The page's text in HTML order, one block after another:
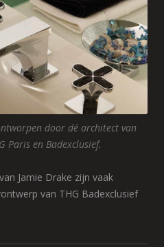
door dé architect van
Paris en Badexclusief.
Jamie Drake zijn vaak
van THG Badexclusief